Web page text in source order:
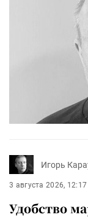
Игорь
3 августа 2026, 12:17
Удобство